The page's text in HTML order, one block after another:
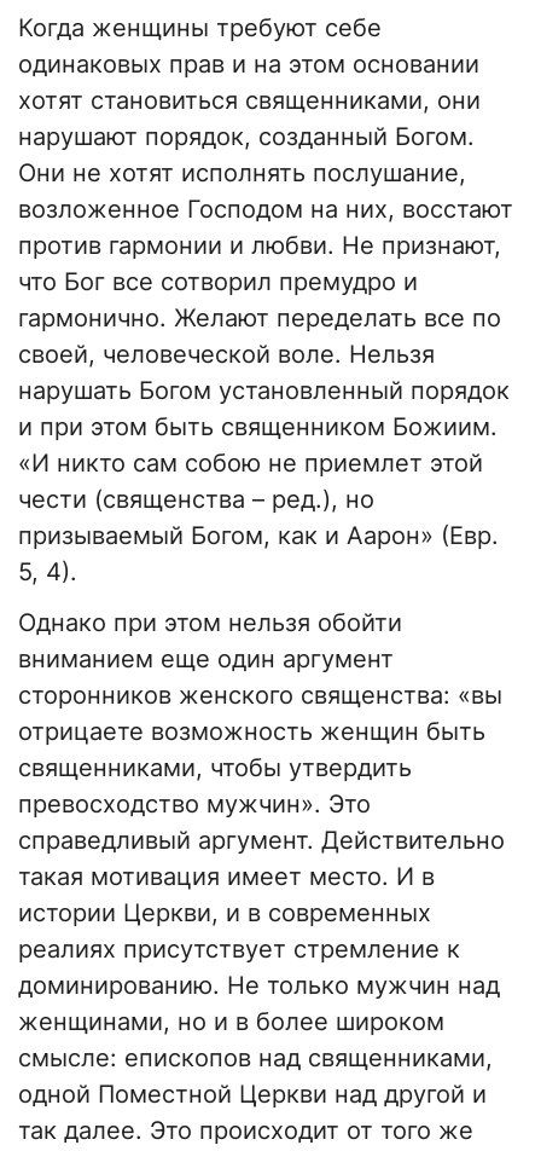
Когда женщины требуют себе
одинаковых прав и на этом основании
хотят становиться священниками, они
нарушают порядок, созданный Богом.
Они не хотят исполнять послушание,
возложенное Господом на них, восстают
против гармонии и любви. Не признают,
что Бог все сотворил премудро и
гармонично. Желают переделать все по
своей, человеческой воле. Нельзя
нарушать Богом установленный порядок
и при этом быть священником Божиим.
«И никто сам собою не приемлет этой
чести (священства – ред.), но
призываемый Богом, как и Аарон» (Евр.
5, 4).
Однако при этом нельзя обойти
вниманием еще один аргумент
сторонников женского священства: «вы
отрицаете возможность женщин быть
священниками, чтобы утвердить
превосходство мужчин». Это
справедливый аргумент. Действительно
такая мотивация имеет место. И в
истории Церкви, и в современных
реалиях присутствует стремление к
доминированию. Не только мужчин над
женщинами, но и в более широком
смысле: епископов над священниками,
одной Поместной Церкви над другой и
так далее. Это происходит от того же